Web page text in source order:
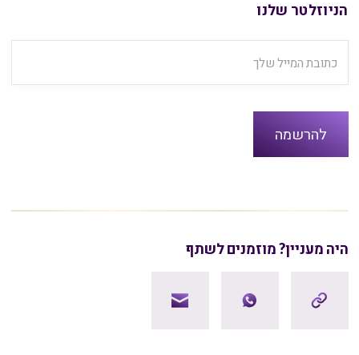
הניוזלטר שלנו
היה מעניין? מוזמנים לשתף